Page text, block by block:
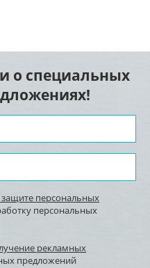
о специальных
персональных
персональных
рекламных
предложений